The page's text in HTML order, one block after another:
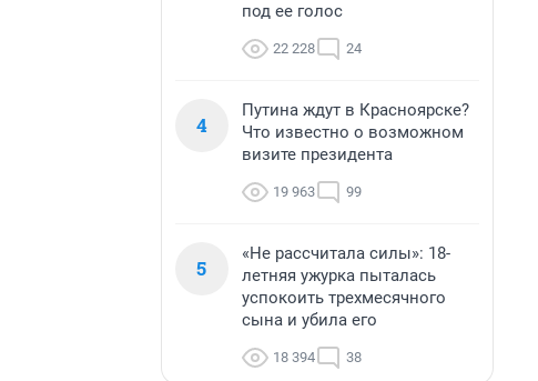
под ее голос
22 228 24
4
Путина ждут в Красноярске?
Что известно о возможном
визите президента
19 963 99
5
«Не рассчитала силы»: 18-
летняя ужурка пыталась
успокоить трехмесячного
сына и убила его
18 394 38